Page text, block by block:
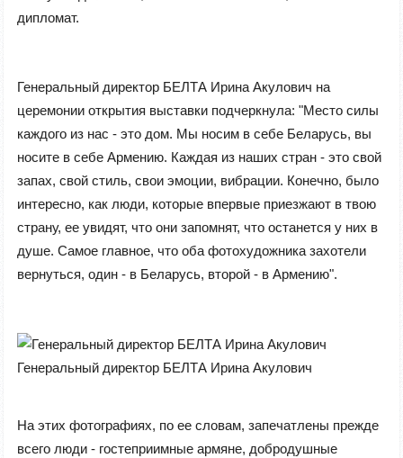
дипломат.
Генеральный директор БЕЛТА Ирина Акулович на
церемонии открытия выставки подчеркнула: "Место силы
каждого из нас - это дом. Мы носим в себе Беларусь, вы
носите в себе Армению. Каждая из наших стран - это свой
запах, свой стиль, свои эмоции, вибрации. Конечно, было
интересно, как люди, которые впервые приезжают в твою
страну, ее увидят, что они запомнят, что останется у них в
душе. Самое главное, что оба фотохудожника захотели
вернуться, один - в Беларусь, второй - в Армению".
Генеральный директор БЕЛТА Ирина Акулович
На этих фотографиях, по ее словам, запечатлены прежде
всего люди - гостеприимные армяне, добродушные